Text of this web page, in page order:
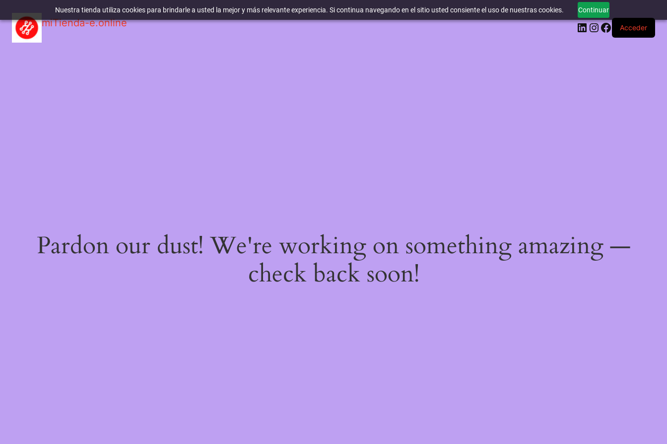
Nuestra tienda utiliza cookies para brindarle a usted la mejor y más relevante experiencia. Si continua navegando en el sitio usted consiente el uso de nuestras cookies. Continuar
miTienda-e.online LinkedIn
Instagram
Facebook
Acceder
Pardon our dust! We're working on something amazing —
check back soon!